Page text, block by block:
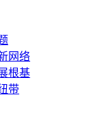
网络
根基
带